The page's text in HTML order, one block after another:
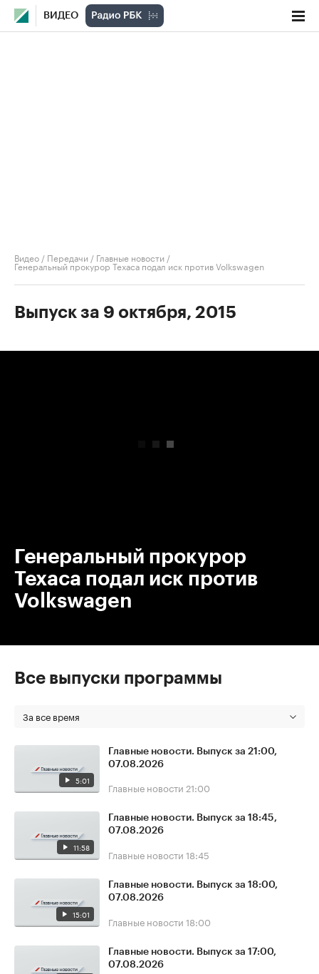
ВИДЕО
Видео / Передачи / Главные новости /
Генеральный прокурор Техаса подал иск против Volkswagen
Выпуск за 9 октября, 2015
Генеральный прокурор
Техаса подал иск против
Volkswagen
Все выпуски программы
За все время
5:01
Главные новости. Выпуск за 21:00,
07.08.2026
Главные новости 21:00
11:58
Главные новости. Выпуск за 18:45,
07.08.2026
Главные новости 18:45
15:01
Главные новости. Выпуск за 18:00,
07.08.2026
Главные новости 18:00
Главные новости. Выпуск за 17:00,
07.08.2026